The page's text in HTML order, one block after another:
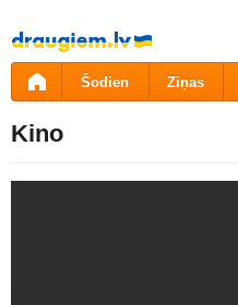
Pāriet
uz
saturu
Šodien Ziņas
Kino